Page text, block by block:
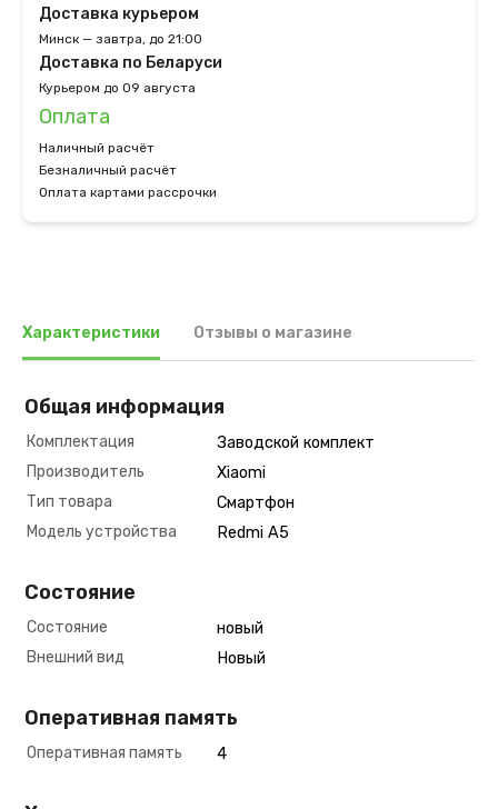
Доставка курьером
Минск — завтра, до 21:00
Доставка по Беларуси
Курьером до 09 августа
Оплата
Наличный расчёт
Безналичный расчёт
Оплата картами рассрочки
Характеристики Отзывы о магазине
Общая информация
Комплектация
Заводской комплект
Производитель
Xiaomi
Тип товара
Смартфон
Модель устройства
Redmi A5
Состояние
Состояние
новый
Внешний вид
Новый
Оперативная память
Оперативная память 4